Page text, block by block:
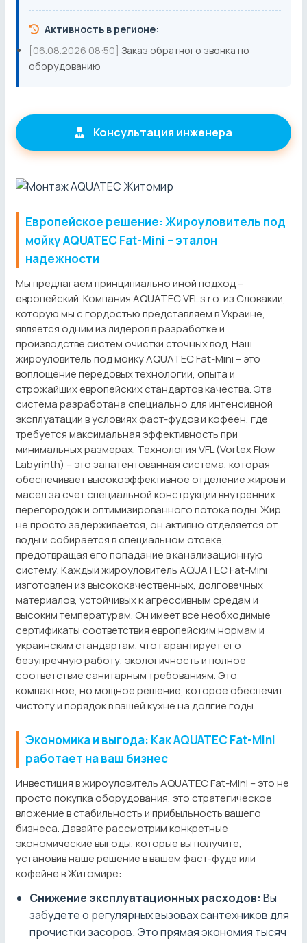
Активность в регионе:
[06.08.2026 08:50] Заказ обратного звонка по
оборудованию
Консультация инженера
Европейское решение: Жироуловитель под
мойку AQUATEC Fat-Mini – эталон
надежности
Мы предлагаем принципиально иной подход –
европейский. Компания AQUATEC VFL s.r.o. из Словакии,
которую мы с гордостью представляем в Украине,
является одним из лидеров в разработке и
производстве систем очистки сточных вод. Наш
жироуловитель под мойку AQUATEC Fat-Mini – это
воплощение передовых технологий, опыта и
строжайших европейских стандартов качества. Эта
система разработана специально для интенсивной
эксплуатации в условиях фаст-фудов и кофеен, где
требуется максимальная эффективность при
минимальных размерах. Технология VFL (Vortex Flow
Labyrinth) – это запатентованная система, которая
обеспечивает высокоэффективное отделение жиров и
масел за счет специальной конструкции внутренних
перегородок и оптимизированного потока воды. Жир
не просто задерживается, он активно отделяется от
воды и собирается в специальном отсеке,
предотвращая его попадание в канализационную
систему. Каждый жироуловитель AQUATEC Fat-Mini
изготовлен из высококачественных, долговечных
материалов, устойчивых к агрессивным средам и
высоким температурам. Он имеет все необходимые
сертификаты соответствия европейским нормам и
украинским стандартам, что гарантирует его
безупречную работу, экологичность и полное
соответствие санитарным требованиям. Это
компактное, но мощное решение, которое обеспечит
чистоту и порядок в вашей кухне на долгие годы.
Экономика и выгода: Как AQUATEC Fat-Mini
работает на ваш бизнес
Инвестиция в жироуловитель AQUATEC Fat-Mini – это не
просто покупка оборудования, это стратегическое
вложение в стабильность и прибыльность вашего
бизнеса. Давайте рассмотрим конкретные
экономические выгоды, которые вы получите,
установив наше решение в вашем фаст-фуде или
кофейне в Житомире:
Снижение эксплуатационных расходов: Вы
забудете о регулярных вызовах сантехников для
прочистки засоров. Это прямая экономия тысяч